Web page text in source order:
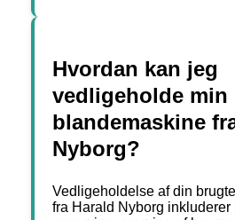
Hvordan kan jeg
vedligeholde min
blandemaskine
Nyborg?
Vedligeholdelse af din
fra Harald Nyborg